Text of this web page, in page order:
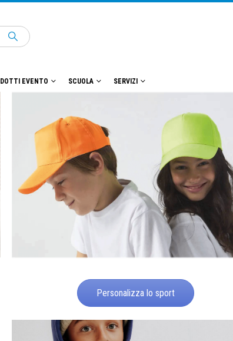
EVENTO SCUOLA SERVIZI
Personalizza lo sport